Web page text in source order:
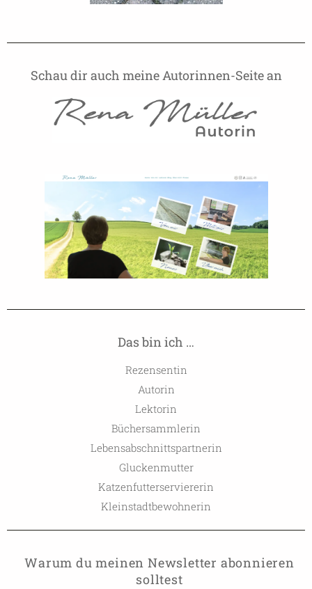
Schau dir auch meine Autorinnen-Seite an
Das bin ich …
Rezensentin
Autorin
Lektorin
Büchersammlerin
Lebensabschnittspartnerin
Gluckenmutter
Katzenfutterserviererin
Kleinstadtbewohnerin
Warum du meinen Newsletter abonnieren
solltest